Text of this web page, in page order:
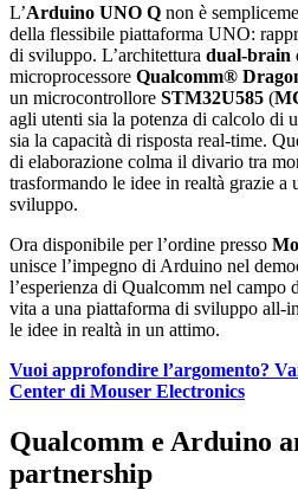
L’Arduino UNO Q non è
della flessibile piattaforma UNO:
di sviluppo. L’architettura dual-brain
microprocessore Qualcomm®
un microcontrollore STM32U585 (
agli utenti sia la potenza di calcolo di
sia la capacità di risposta real-time.
di elaborazione colma il divario tra
trasformando le idee in realtà grazie a
sviluppo.
Ora disponibile per l’ordine presso
unisce l’impegno di Arduino nel
l’esperienza di Qualcomm nel campo
vita a una piattaforma di sviluppo all-
le idee in realtà in un attimo.
Vuoi approfondire l’argomento?
Center di Mouser Electronics
Qualcomm e Arduino
partnership